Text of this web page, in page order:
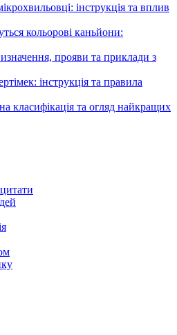
інструкція та вплив
кольорові каньйони:
прояви та приклади з
інструкція та правила
класифікація та огляд найкращих